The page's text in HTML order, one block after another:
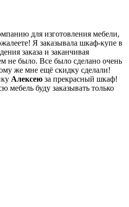
для изготовления мебели,
Я заказывала шкаф-купе в
заказа и заканчивая
не было. Все было сделано очень
же мне ещё скидку сделали!
Алексею за прекрасный шкаф!
мебель буду заказывать только